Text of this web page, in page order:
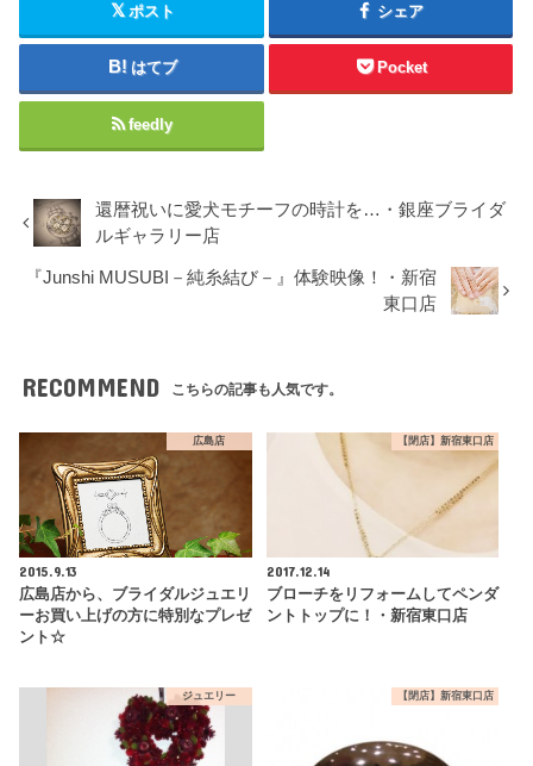
ポスト シェア
はてブ Pocket
feedly
還暦祝いに愛犬モチーフの時計を…・銀座ブライダ
ルギャラリー店
『Junshi MUSUBI－純糸結び－』体験映像！・新宿
東口店
RECOMMEND こちらの記事も人気です。
広島店
2015.9.13
広島店から、ブライダルジュエリ
ーお買い上げの方に特別なプレゼ
ント☆
【閉店】新宿東口店
2017.12.14
ブローチをリフォームしてペンダ
ントトップに！・新宿東口店
ジュエリー 【閉店】新宿東口店